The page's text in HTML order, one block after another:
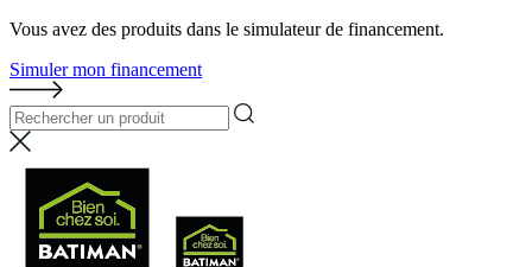
Vous avez des produits dans le simulateur de financement.
Simuler mon financement